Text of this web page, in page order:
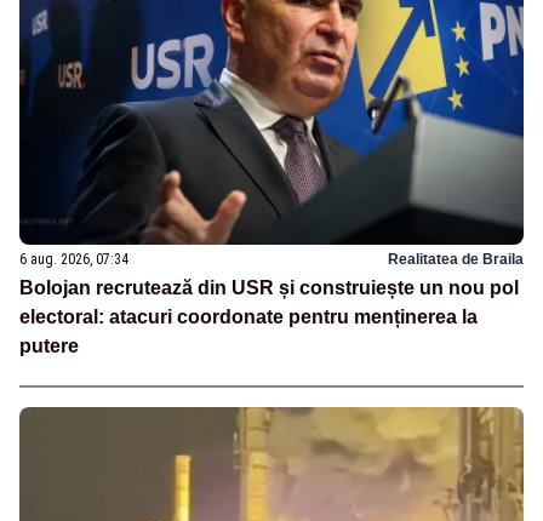
6 aug. 2026, 07:34 Realitatea de Braila
Bolojan recrutează din USR și construiește un nou pol
electoral: atacuri coordonate pentru menținerea la
putere